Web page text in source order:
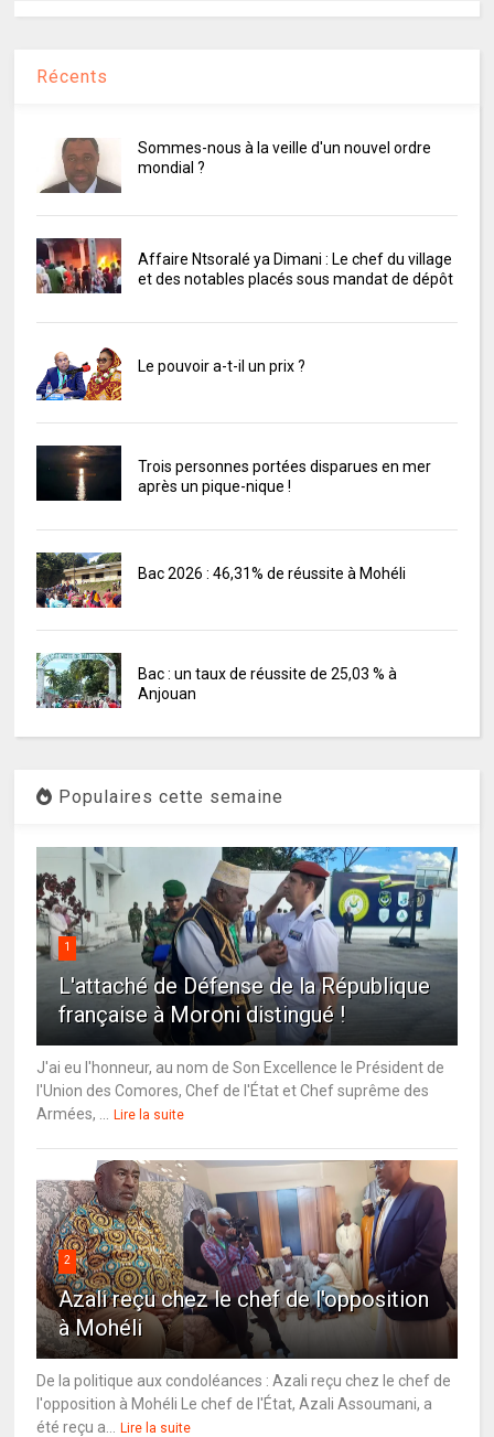
Récents
Sommes-nous à la veille d'un nouvel ordre
mondial ?
Affaire Ntsoralé ya Dimani : Le chef du village
et des notables placés sous mandat de dépôt
Le pouvoir a-t-il un prix ?
Trois personnes portées disparues en mer
après un pique-nique !
Bac 2026 : 46,31% de réussite à Mohéli
Bac : un taux de réussite de 25,03 % à
Anjouan
Populaires cette semaine
1
L'attaché de Défense de la République
française à Moroni distingué !
J'ai eu l'honneur, au nom de Son Excellence le Président de
l'Union des Comores, Chef de l'État et Chef suprême des
Armées, ...
Lire la suite
2
Azali reçu chez le chef de l'opposition
à Mohéli
De la politique aux condoléances : Azali reçu chez le chef de
l'opposition à Mohéli Le chef de l'État, Azali Assoumani, a
été reçu a...
Lire la suite